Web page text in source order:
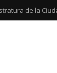
de la